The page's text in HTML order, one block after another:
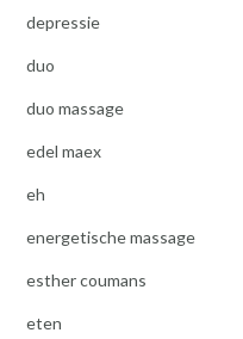
depressie
duo
duo massage
edel maex
eh
energetische massage
esther coumans
eten